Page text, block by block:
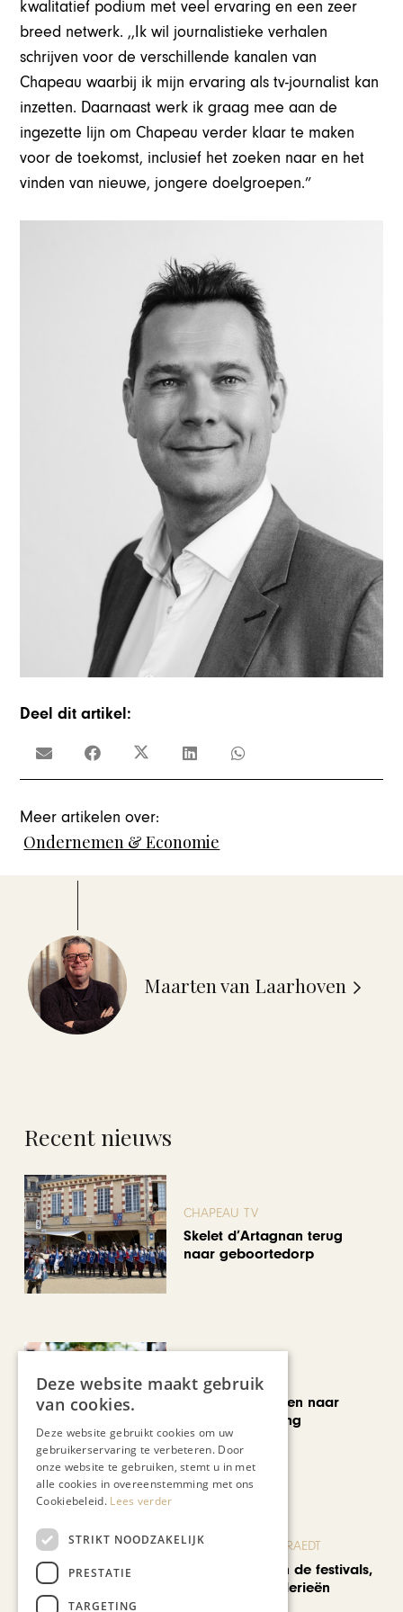
kwalitatief podium met veel ervaring en een zeer
breed netwerk. ,,Ik wil journalistieke verhalen
schrijven voor de verschillende kanalen van
Chapeau waarbij ik mijn ervaring als tv-journalist kan
inzetten. Daarnaast werk ik graag mee aan de
ingezette lijn om Chapeau verder klaar te maken
voor de toekomst, inclusief het zoeken naar en het
vinden van nieuwe, jongere doelgroepen.”
Deel dit artikel:
Meer artikelen over:
Ondernemen & Economie
Maarten van Laarhoven
Recent nieuws
CHAPEAU TV
Skelet d’Artagnan terug
naar geboortedorp
MODE & BEAUTY
Van koopjesjagen naar
curated shopping
BLOG JO CORTENRAEDT
We verzuipen in de festivals,
feesten en braderieën
Deze website maakt gebruik
van cookies.
Deze website gebruikt cookies om uw
gebruikerservaring te verbeteren. Door
onze website te gebruiken, stemt u in met
alle cookies in overeenstemming met ons
Cookiebeleid. Lees verder
STRIKT NOODZAKELIJK
PRESTATIE
TARGETING